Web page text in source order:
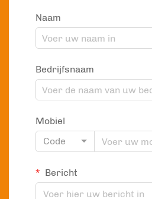
Naam
Bedrijfsnaam
Mobiel
Code
Bericht